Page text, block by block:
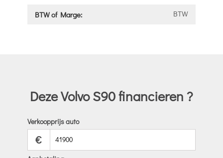
BTW of Marge:
BTW
Deze Volvo S90 financieren ?
Verkoopprijs auto
€